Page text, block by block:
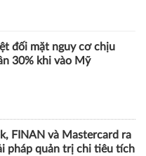
đối mặt nguy cơ chịu
30% khi vào Mỹ
FINAN và Mastercard ra
pháp quản trị chi tiêu tích